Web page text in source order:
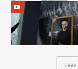
Lees